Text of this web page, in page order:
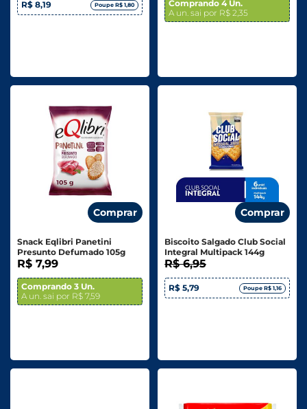
R$ 8,19 Poupe R$ 1,80
Comprando 4 Un.
A un. sai por R$ 2,35
Comprar
Snack Eqlibri Panetini
Presunto Defumado 105g
R$ 7,99
Comprando 3 Un.
A un. sai por R$ 7,59
Comprar
Biscoito Salgado Club Social
Integral Multipack 144g
R$ 6,95
R$ 5,79 Poupe R$ 1,16